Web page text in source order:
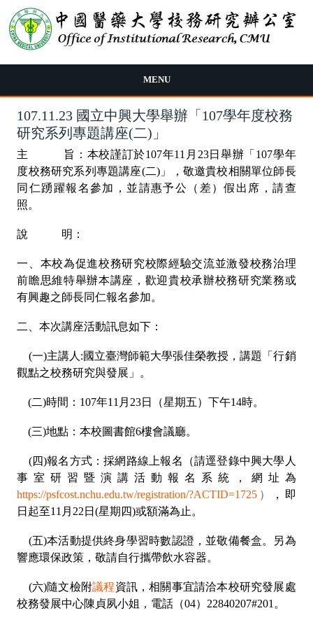
移至主內容
MENU
107.11.23 國立中興大學舉辦「107學年度校務
研究系列專題講座(二)」
主 旨：本校謹訂於107年11月23日舉辦「107學年
度校務研究系列專題講座(二)」，敬邀貴校相關單位師長
同仁踴躍報名參加，並請惠予公（差）假出席，請查
照。
說 明：
一、本校為促進校務研究校際經驗交流並激發校務治理
前瞻思維特舉辦本講座，歡迎貴校承辦校務研究業務或
有興趣之師長同仁報名參加。
二、本次講座活動訊息如下：
(一)主講人:國立臺灣師範大學張佳榮教授，講題「行銷
觀點之校務研究與發展」。
(二)時間：107年11月23日（星期五）下午14時。
(三)地點：本校圖書館6樓會議廳。
(四)報名方式：採網路線上報名（請逕登錄中興大學人
事室研習暨演講活動報名系統，網址為
https://psfcost.nchu.edu.tw/registration/?ACTID=1725 ）
，即
日起至11月22日(星期四)或額滿為止。
(五)本活動提供終身學習時數認證，並敬備餐盒。另為
響應環保政策，敬請自行攜帶飲水容器。
(六)隨文檢附議程資訊，相關事宜請洽本校研究發展處
校務發展中心陳貞夙小姐，電話（04）22840207#201。